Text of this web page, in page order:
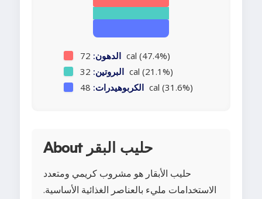
الدهون: 72 cal (47.4%)
البروتين: 32 cal (21.1%)
الكربوهيدرات: 48 cal (31.6%)
About حليب البقر
حليب الأبقار هو مشروب كريمي ومتعدد
الاستخدامات مليء بالعناصر الغذائية الأساسية.